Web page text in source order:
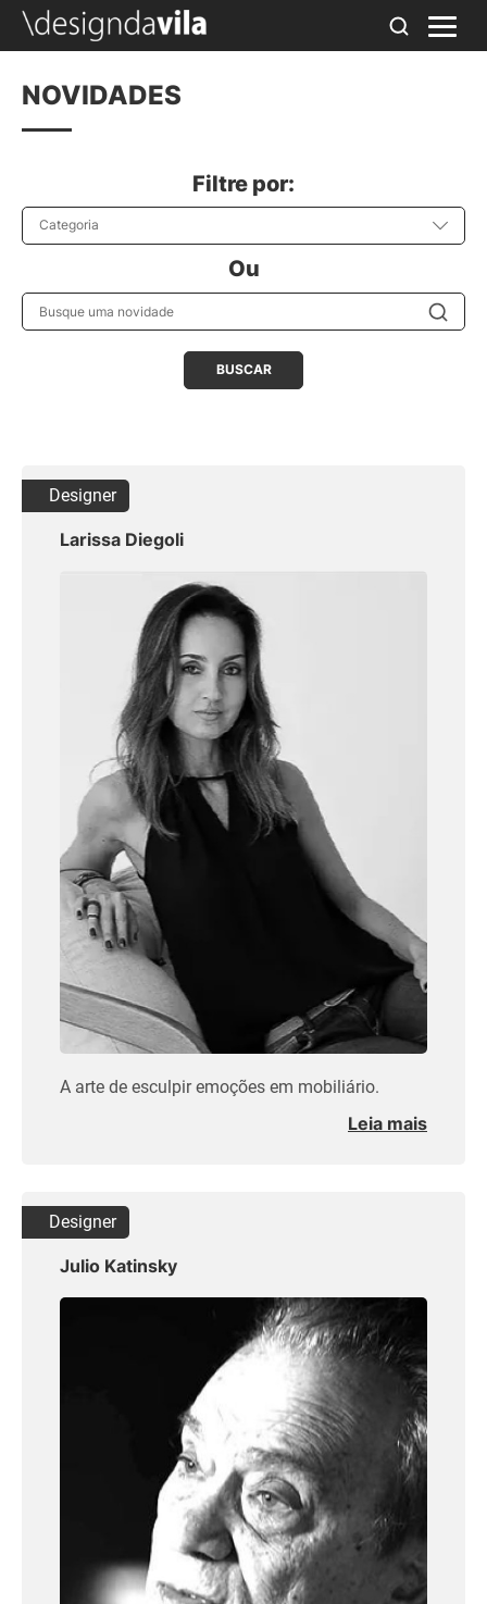
NOVIDADES
Filtre por:
Categoria
Ou
Busque uma novidade
BUSCAR
Designer
Larissa Diegoli
A arte de esculpir emoções em mobiliário.
Leia mais
Designer
Julio Katinsky